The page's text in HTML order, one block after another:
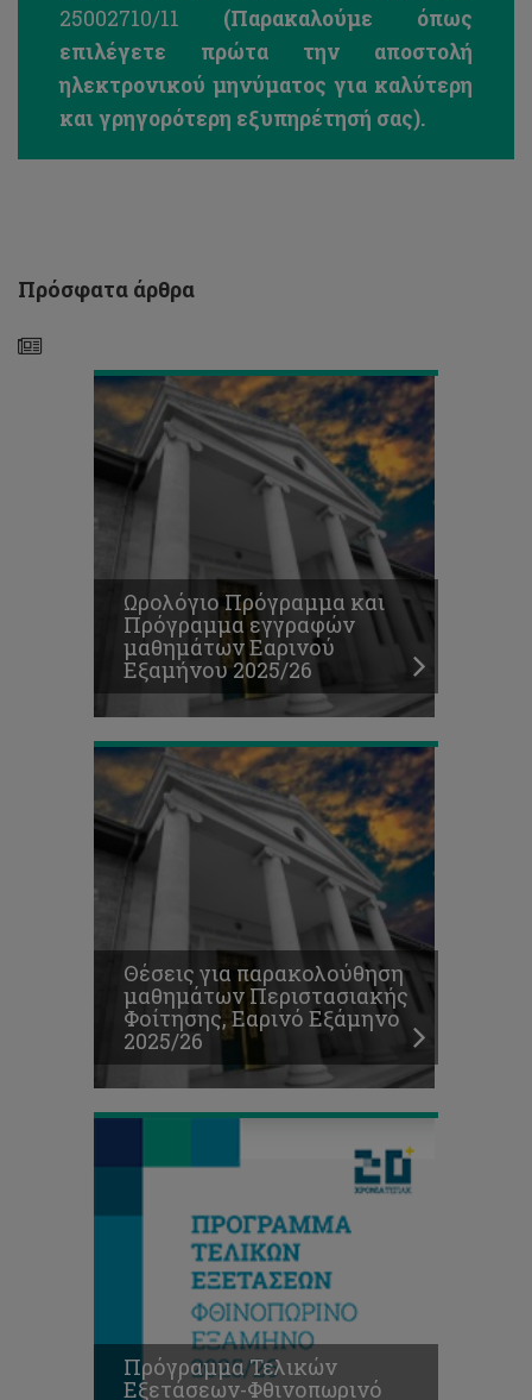
25002710/11 (Παρακαλούμε όπως
επιλέγετε πρώτα την αποστολή
ηλεκτρονικού μηνύματος για καλύτερη
και γρηγορότερη εξυπηρέτησή σας).
Πρόσφατα άρθρα
Πρόγραμμα
Εαρινού
Εξαμήνου
Ωρολόγιο Πρόγραμμα και
Πρόγραμμα εγγραφών
μαθημάτων Εαρινού
Εξαμήνου 2025/26
παρακολούθηση
μαθημάτων
Περιστασιακής
Φοίτησης,
Εαρινό
Εξάμηνο
2025/26
Θέσεις για παρακολούθηση
μαθημάτων Περιστασιακής
Φοίτησης, Εαρινό Εξάμηνο
2025/26
Πρόγραμμα
Τελικών
Εξετάσεων-
Φθινοπωρινό
Εξάμηνο
2025/26
Πρόγραμμα Τελικών
Εξετάσεων-Φθινοπωρινό